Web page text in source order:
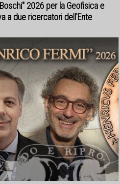
2026 per la Geofisica e
a due ricercatori dell'Ente